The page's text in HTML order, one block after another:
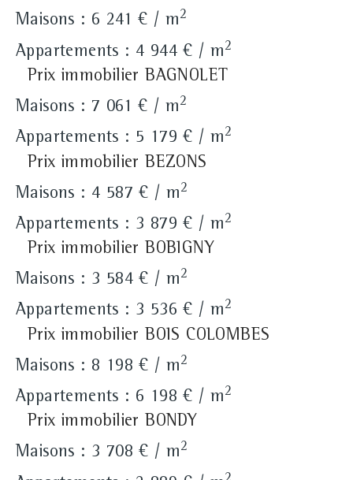
Maisons : 6 241 € / m2
Appartements : 4 944 € / m2
Prix immobilier BAGNOLET
Maisons : 7 061 € / m2
Appartements : 5 179 € / m2
Prix immobilier BEZONS
Maisons : 4 587 € / m2
Appartements : 3 879 € / m2
Prix immobilier BOBIGNY
Maisons : 3 584 € / m2
Appartements : 3 536 € / m2
Prix immobilier BOIS COLOMBES
Maisons : 8 198 € / m2
Appartements : 6 198 € / m2
Prix immobilier BONDY
Maisons : 3 708 € / m2